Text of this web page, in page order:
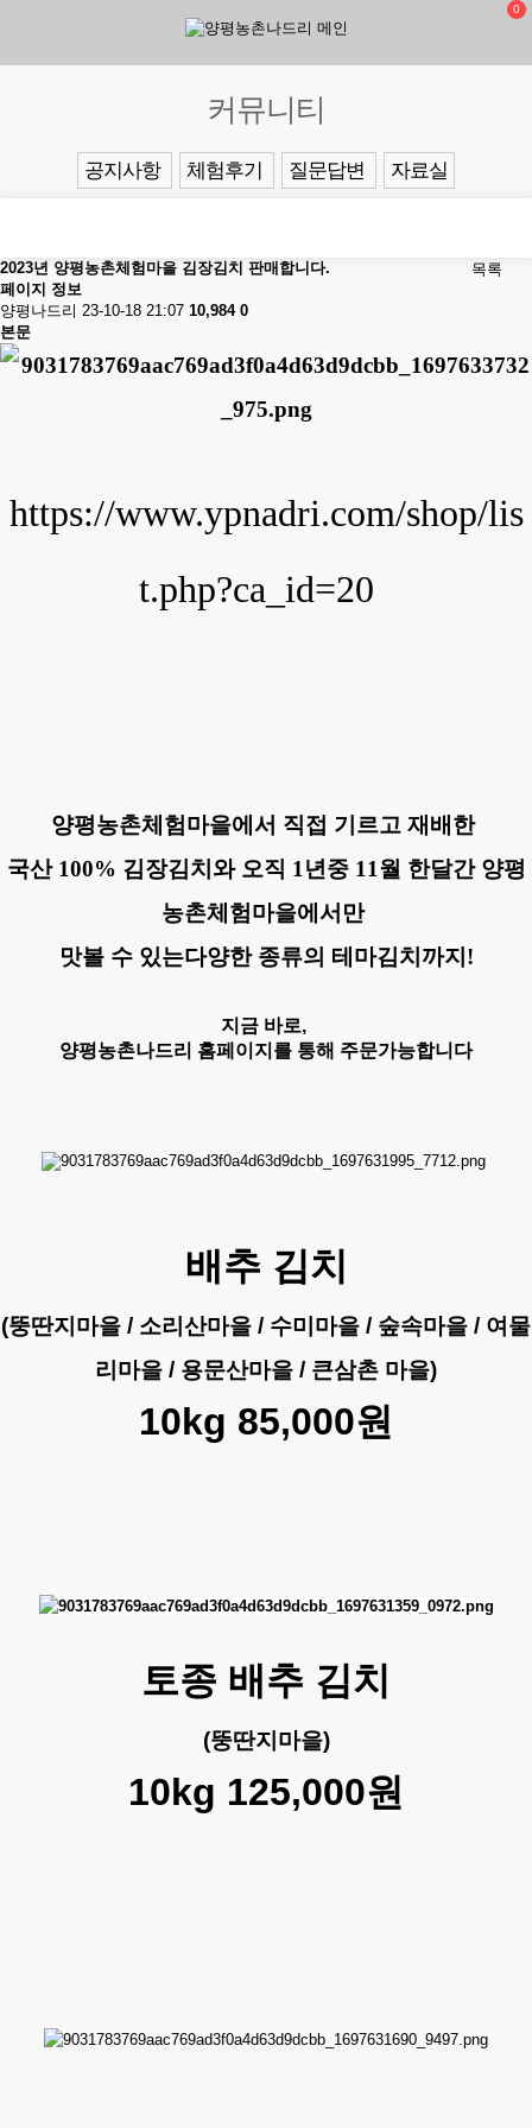
0
커뮤니티
공지사항 체험후기 질문답변 자료실
목록
2023년 양평농촌체험마을 김장김치 판매합니다.
페이지 정보
양평나드리 23-10-18 21:07 10,984 0
본문
https://www.ypnadri.com/shop/lis
t.php?ca_id=20
양평농촌체험마을에서 직접 기르고 재배한
국산 100% 김장김치와 오직 1년중 11월 한달간 양평
농촌체험마을에서만
맛볼 수 있는다양한 종류의 테마김치까지!
지금 바로,
양평농촌나드리 홈페이지를 통해 주문가능합니다
배추 김치
(뚱딴지마을 / 소리산마을 / 수미마을 / 숲속마을 / 여물
리마을 / 용문산마을 / 큰삼촌 마을)
10kg 85,000원
토종 배추 김치
(뚱딴지마을)
10kg 125,000원